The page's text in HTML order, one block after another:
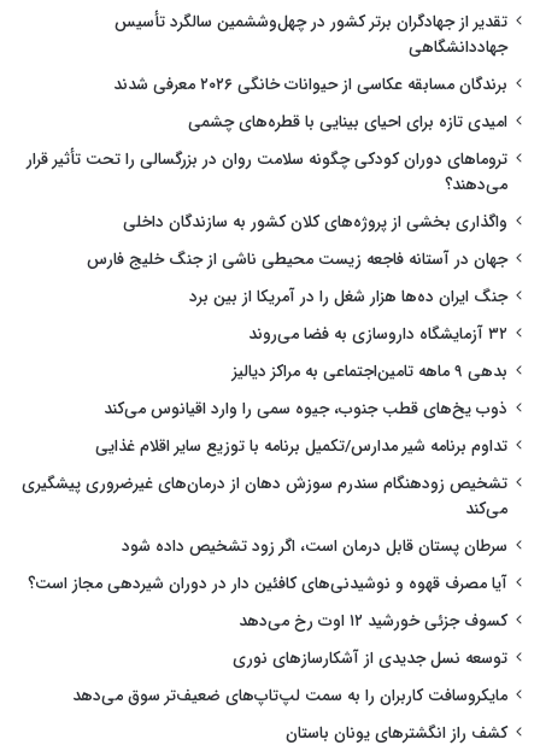
تقدیر از جهادگران برتر کشور در چهل‌وششمین سالگرد تأسیس
جهاددانشگاهی
برندگان مسابقه عکاسی از حیوانات خانگی ۲۰۲۶ معرفی شدند
امیدی تازه برای احیای بینایی با قطره‌های چشمی
تروماهای دوران کودکی چگونه سلامت روان در بزرگسالی را تحت تأثیر قرار
می‌دهند؟
واگذاری بخشی از پروژه‌های کلان کشور به سازندگان داخلی
جهان در آستانه فاجعه زیست محیطی ناشی از جنگ خلیج فارس
جنگ ایران ده‌ها هزار شغل را در آمریکا از بین برد
۳۲ آزمایشگاه داروسازی به فضا می‌روند
بدهی ۹ ماهه تامین‌اجتماعی به مراکز دیالیز
ذوب یخ‌های قطب جنوب، جیوه سمی را وارد اقیانوس می‌کند
تداوم برنامه شیر مدارس/تکمیل برنامه با توزیع سایر اقلام غذایی
تشخیص زودهنگام سندرم سوزش دهان از درمان‌های غیرضروری پیشگیری
می‌کند
سرطان پستان قابل درمان است، اگر زود تشخیص داده شود
آیا مصرف قهوه و نوشیدنی‌های کافئین دار در دوران شیردهی مجاز است؟
کسوف جزئی خورشید ۱۲ اوت رخ می‌دهد
توسعه نسل جدیدی از آشکارسازهای نوری
مایکروسافت کاربران را به سمت لپ‌تاپ‌های ضعیف‌تر سوق می‌دهد
کشف راز انگشترهای یونان باستان